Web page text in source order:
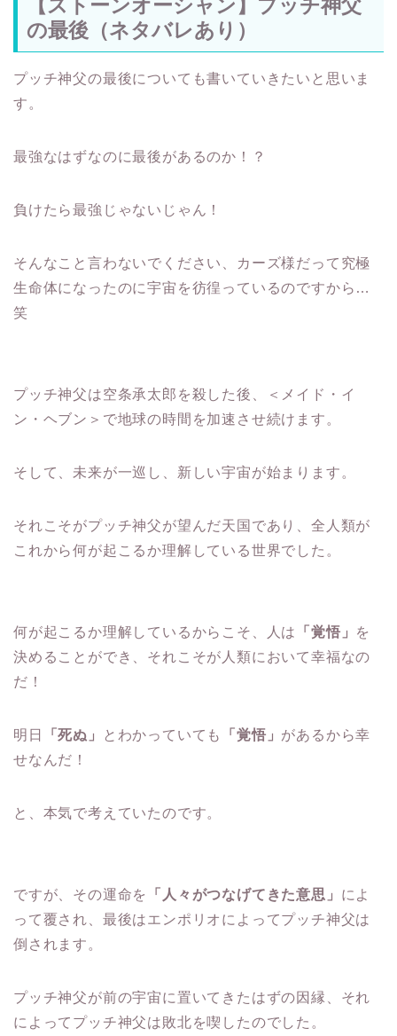
【ストーンオーシャン】プッチ神父
の最後（ネタバレあり）
プッチ神父の最後についても書いていきたいと思いま
す。
最強なはずなのに最後があるのか！？
負けたら最強じゃないじゃん！
そんなこと言わないでください、カーズ様だって究極
生命体になったのに宇宙を彷徨っているのですから…
笑
プッチ神父は空条承太郎を殺した後、＜メイド・イ
ン・ヘブン＞で地球の時間を加速させ続けます。
そして、未来が一巡し、新しい宇宙が始まります。
それこそがプッチ神父が望んだ天国であり、全人類が
これから何が起こるか理解している世界でした。
何が起こるか理解しているからこそ、人は 「覚悟」 を
決めることができ、それこそが人類において幸福なの
だ！
明日 「死ぬ」 とわかっていても 「覚悟」 があるから幸
せなんだ！
と、本気で考えていたのです。
ですが、その運命を 「人々がつなげてきた意思」 によ
って覆され、最後はエンポリオによってプッチ神父は
倒されます。
プッチ神父が前の宇宙に置いてきたはずの因縁、それ
によってプッチ神父は敗北を喫したのでした。